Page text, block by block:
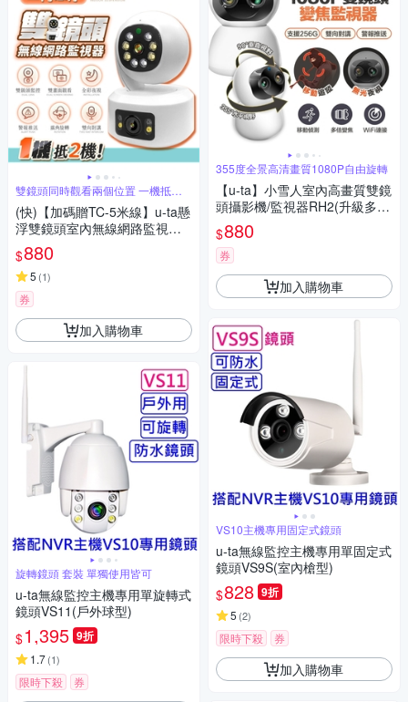
雙鏡頭同時觀看兩個位置 一機抵兩
台
(快)【加碼贈TC-5米線】u-ta懸
浮雙鏡頭室內無線網路監視器
攝影機RK13(全彩1080P)
$880
5 (1)
券
加入購物車
旋轉鏡頭 套裝 單獨使用皆可
u-ta無線監控主機專用單旋轉式
鏡頭VS11(戶外球型)
$1,395 9折
1.7(1)
限時下殺 券
355度全景高清畫質1080P自由旋轉
【u-ta】小雪人室內高畫質雙鏡
頭攝影機/監視器RH2(升級多倍
變焦)
$880
券
加入購物車
VS10主機專用固定式鏡頭
u-ta無線監控主機專用單固定式
鏡頭VS9S(室內槍型)
$828 9折
5 (2)
限時下殺 券
加入購物車